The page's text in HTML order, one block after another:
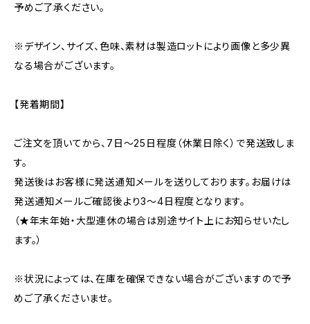
予めご了承ください。
※デザイン、サイズ、色味、素材は製造ロットにより画像と多少異
なる場合がございます。
【発着期間】
ご注文を頂いてから、7日〜25日程度（休業日除く）で発送致しま
す。
発送後はお客様に発送通知メールを送りしております。お届けは
発送通知メールご確認後より3〜4日程度となります。
（★年末年始・大型連休の場合は別途サイト上にお知らせいたし
ます。）
※状況によっては、在庫を確保できない場合がございますので予
めご了承くださいませ。